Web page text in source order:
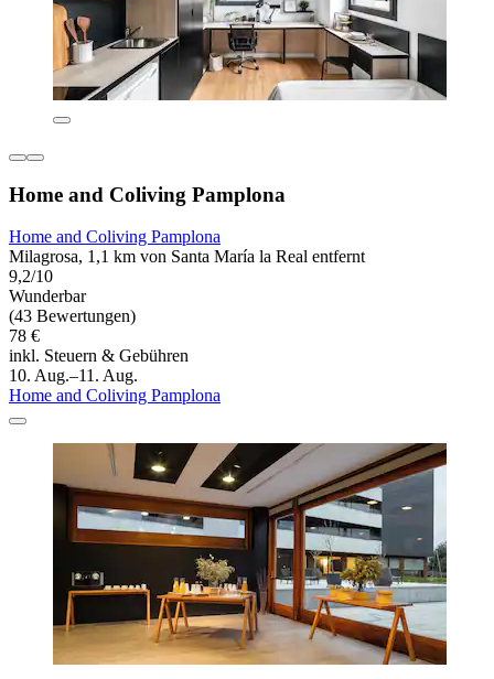
Home and Coliving Pamplona
Home and Coliving Pamplona
Milagrosa, 1,1 km von Santa María la Real entfernt
9,2/10
Wunderbar
(43 Bewertungen)
78 €
inkl. Steuern & Gebühren
10. Aug.–11. Aug.
Home and Coliving Pamplona